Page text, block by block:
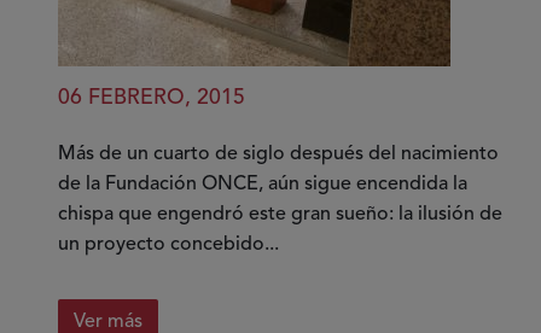
06 FEBRERO, 2015
Más de un cuarto de siglo después del nacimiento
de la Fundación ONCE, aún sigue encendida la
chispa que engendró este gran sueño: la ilusión de
un proyecto concebido...
Ver más